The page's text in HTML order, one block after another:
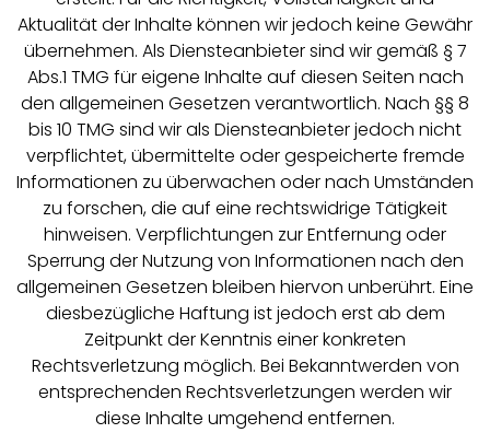
Aktualität der Inhalte können wir jedoch keine Gewähr
übernehmen. Als Diensteanbieter sind wir gemäß § 7
Abs.1 TMG für eigene Inhalte auf diesen Seiten nach
den allgemeinen Gesetzen verantwortlich. Nach §§ 8
bis 10 TMG sind wir als Diensteanbieter jedoch nicht
verpflichtet, übermittelte oder gespeicherte fremde
Informationen zu überwachen oder nach Umständen
zu forschen, die auf eine rechtswidrige Tätigkeit
hinweisen. Verpflichtungen zur Entfernung oder
Sperrung der Nutzung von Informationen nach den
allgemeinen Gesetzen bleiben hiervon unberührt. Eine
diesbezügliche Haftung ist jedoch erst ab dem
Zeitpunkt der Kenntnis einer konkreten
Rechtsverletzung möglich. Bei Bekanntwerden von
entsprechenden Rechtsverletzungen werden wir
diese Inhalte umgehend entfernen.